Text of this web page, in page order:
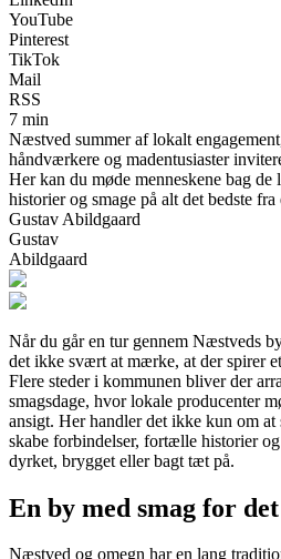
YouTube
Pinterest
TikTok
Mail
RSS
7 min
Næstved summer af lokalt
håndværkere og madentusiaster
Her kan du møde menneskene bag de
historier og smage på alt det bedste fra
Gustav Abildgaard
Gustav
Abildgaard
Når du går en tur gennem Næstveds
det ikke svært at mærke, at der spirer
Flere steder i kommunen bliver der
smagsdage, hvor lokale producenter
ansigt. Her handler det ikke kun om
skabe forbindelser, fortælle historier
dyrket, brygget eller bagt tæt på.
En by med smag for
Næstved og omegn har en lang